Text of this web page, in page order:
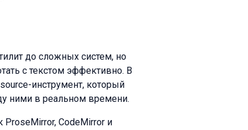
до сложных систем, но
с текстом эффективно. В
инструмент, который
ними в реальном времени.
ProseMirror, CodeMirror и